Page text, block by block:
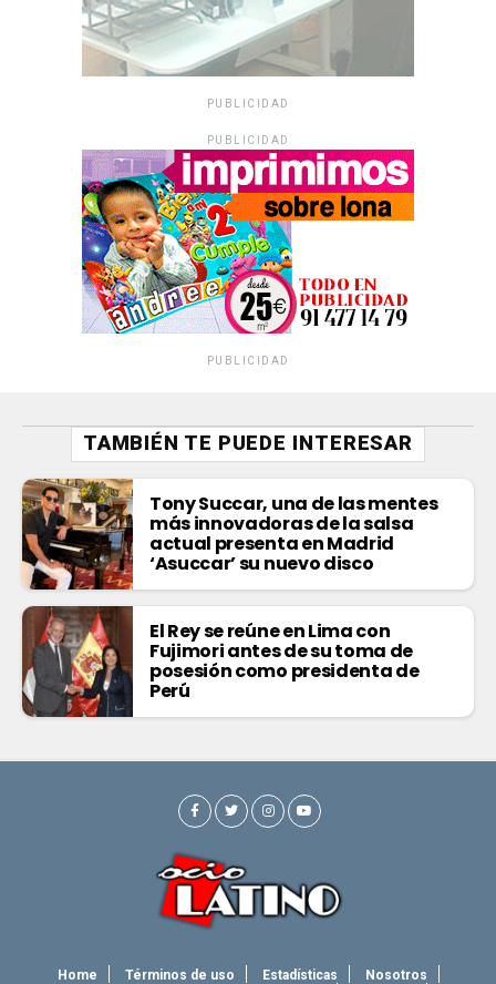
PUBLICIDAD
PUBLICIDAD
PUBLICIDAD
TAMBIÉN TE PUEDE INTERESAR
Tony Succar, una de las mentes
más innovadoras de la salsa
actual presenta en Madrid
‘Asuccar’ su nuevo disco
El Rey se reúne en Lima con
Fujimori antes de su toma de
posesión como presidenta de
Perú
Home Términos de uso Estadísticas Nosotros